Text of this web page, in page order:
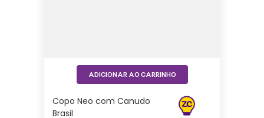
Copo Neo com Canudo
Brasil
ADICIONAR AO CARRINHO